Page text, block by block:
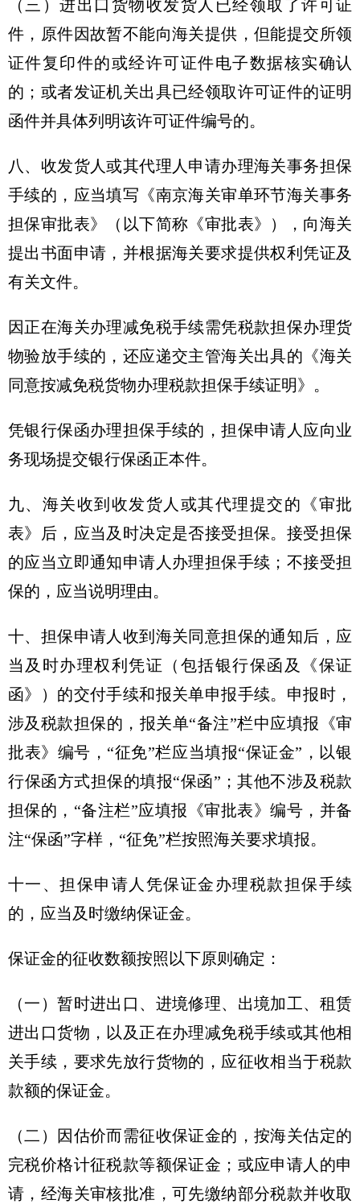
（三）进出口货物收发货人已经领取了许可证
件，原件因故暂不能向海关提供，但能提交所领
证件复印件的或经许可证件电子数据核实确认
的；或者发证机关出具已经领取许可证件的证明
函件并具体列明该许可证件编号的。
八、收发货人或其代理人申请办理海关事务担保
手续的，应当填写《南京海关审单环节海关事务
担保审批表》（以下简称《审批表》），向海关
提出书面申请，并根据海关要求提供权利凭证及
有关文件。
因正在海关办理减免税手续需凭税款担保办理货
物验放手续的，还应递交主管海关出具的《海关
同意按减免税货物办理税款担保手续证明》。
凭银行保函办理担保手续的，担保申请人应向业
务现场提交银行保函正本件。
九、海关收到收发货人或其代理提交的《审批
表》后，应当及时决定是否接受担保。接受担保
的应当立即通知申请人办理担保手续；不接受担
保的，应当说明理由。
十、担保申请人收到海关同意担保的通知后，应
当及时办理权利凭证（包括银行保函及《保证
函》）的交付手续和报关单申报手续。申报时，
涉及税款担保的，报关单“备注”栏中应填报《审
批表》编号，“征免”栏应当填报“保证金”，以银
行保函方式担保的填报“保函”；其他不涉及税款
担保的，“备注栏”应填报《审批表》编号，并备
注“保函”字样，“征免”栏按照海关要求填报。
十一、担保申请人凭保证金办理税款担保手续
的，应当及时缴纳保证金。
保证金的征收数额按照以下原则确定：
（一）暂时进出口、进境修理、出境加工、租赁
进出口货物，以及正在办理减免税手续或其他相
关手续，要求先放行货物的，应征收相当于税款
款额的保证金。
（二）因估价而需征收保证金的，按海关估定的
完税价格计征税款等额保证金；或应申请人的申
请，经海关审核批准，可先缴纳部分税款并收取